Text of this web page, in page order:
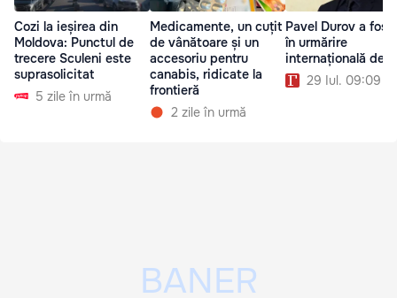
Cozi la ieșirea din
Moldova: Punctul de
trecere Sculeni este
suprasolicitat
5 zile în urmă
Medicamente, un cuțit
de vânătoare și un
accesoriu pentru
canabis, ridicate la
frontieră
2 zile în urmă
Pavel Durov a fost
în urmărire
internațională de
29 Iul. 09:09